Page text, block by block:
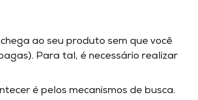
ao seu produto sem que você
Para tal, é necessário realizar
é pelos mecanismos de busca.